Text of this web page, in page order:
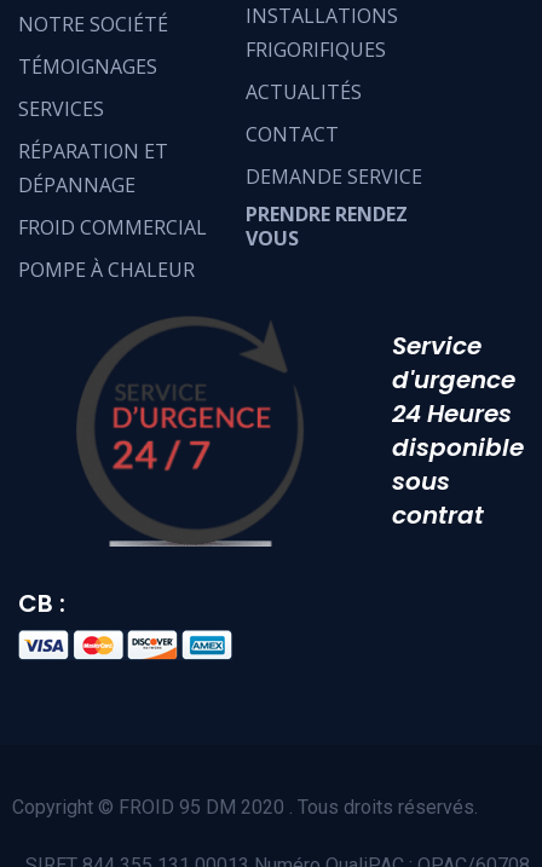
NOTRE SOCIÉTÉ
TÉMOIGNAGES
SERVICES
RÉPARATION ET
DÉPANNAGE
FROID COMMERCIAL
POMPE À CHALEUR
INSTALLATIONS
FRIGORIFIQUES
ACTUALITÉS
CONTACT
DEMANDE SERVICE
PRENDRE RENDEZ
VOUS
Service
d'urgence
24 Heures
disponible
sous
contrat
CB :
Copyright © FROID 95 DM 2020 . Tous droits réservés.